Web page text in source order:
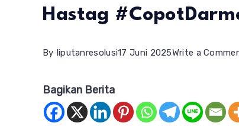
Hastag
By liputanresolusi17 Juni 2025Write a
Bagikan Berita